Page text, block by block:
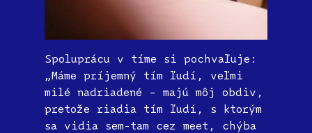
Spoluprácu v tíme si pochvaľuje:
„Máme príjemný tím ľudí, veľmi
milé nadriadené – majú môj obdiv,
pretože riadia tím ľudí, s ktorým
sa vidia sem-tam cez meet, chýba